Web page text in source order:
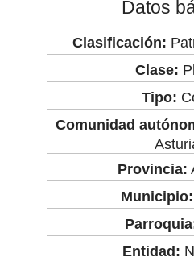
Datos
Clasificación:
Clase:
Tipo:
Comunidad
Provincia:
Municipio:
Entidad: